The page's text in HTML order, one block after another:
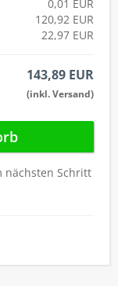
0,01 EUR
120,92 EUR
22,97 EUR
143,89 EUR
(inkl. Versand)
nächsten Schritt